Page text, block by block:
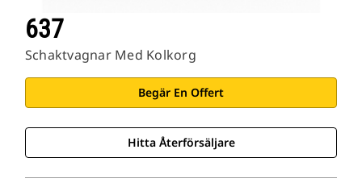
637
Schaktvagnar Med Kolkorg
Begär En Offert
Hitta Återförsäljare